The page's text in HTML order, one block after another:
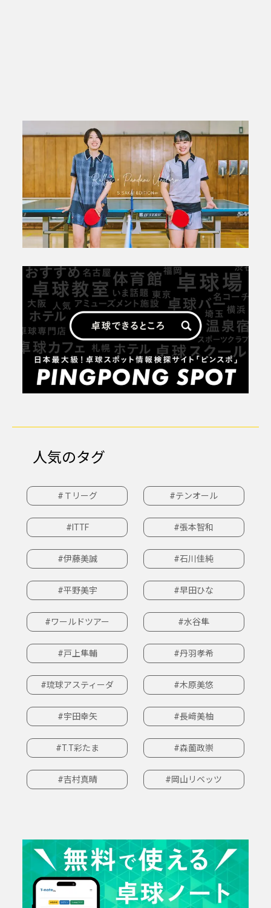
人気のタグ
#Ｔリーグ #テンオール
#ITTF #張本智和
#伊藤美誠 #石川佳純
#平野美宇 #早田ひな
#ワールドツアー #水谷隼
#戸上隼輔 #丹羽孝希
#琉球アスティーダ #木原美悠
#宇田幸矢 #長﨑美柚
#T.T彩たま #森薗政崇
#吉村真晴 #岡山リベッツ